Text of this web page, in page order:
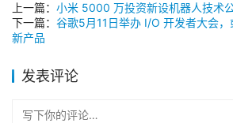
上一篇： 小米 5000 万投资新设机器人技术
下一篇： 谷歌5月11日举办 I/O 开发者大会
新产品
发表评论